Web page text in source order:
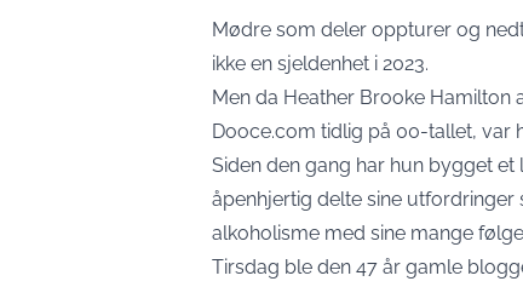
Mødre som deler oppturer og
ikke en sjeldenhet i 2023.
Men da Heather Brooke Hamilton
Dooce.com tidlig på 00-tallet, var
Siden den gang har hun bygget
åpenhjertig delte sine
alkoholisme med sine mange
Tirsdag ble den 47 år gamle